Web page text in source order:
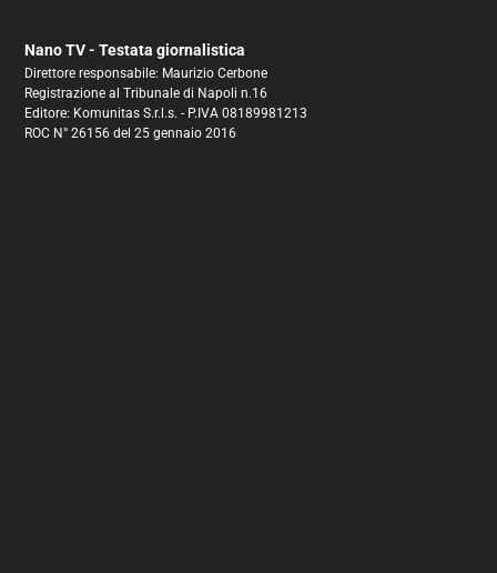
Nano TV - Testata giornalistica
Direttore responsabile: Maurizio Cerbone
Registrazione al Tribunale di Napoli n.16
Editore: Komunitas S.r.l.s. - P.IVA 08189981213
ROC N° 26156 del 25 gennaio 2016